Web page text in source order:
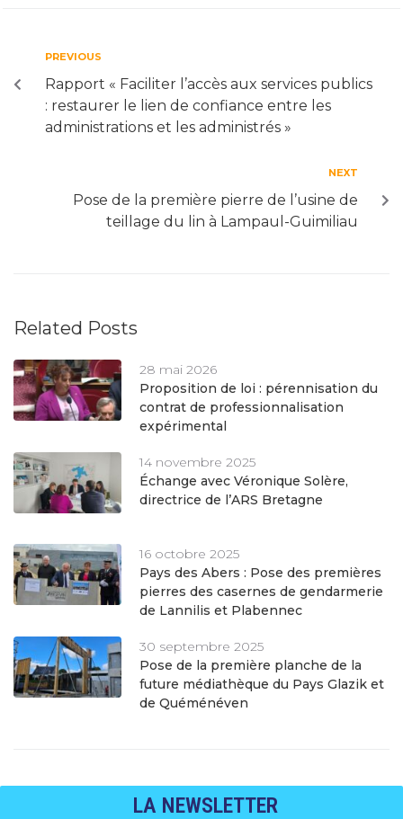
PREVIOUS
Rapport « Faciliter l’accès aux services publics
: restaurer le lien de confiance entre les
administrations et les administrés »
NEXT
Pose de la première pierre de l’usine de
teillage du lin à Lampaul-Guimiliau
Related Posts
28 mai 2026
Proposition de loi : pérennisation du
contrat de professionnalisation
expérimental
14 novembre 2025
Échange avec Véronique Solère,
directrice de l’ARS Bretagne
16 octobre 2025
Pays des Abers : Pose des premières
pierres des casernes de gendarmerie
de Lannilis et Plabennec
30 septembre 2025
Pose de la première planche de la
future médiathèque du Pays Glazik et
de Quéménéven
LA NEWSLETTER